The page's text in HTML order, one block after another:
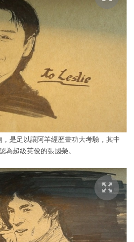
是足以讓阿羊經歷畫功大考驗，其中
為超級英俊的張國榮。